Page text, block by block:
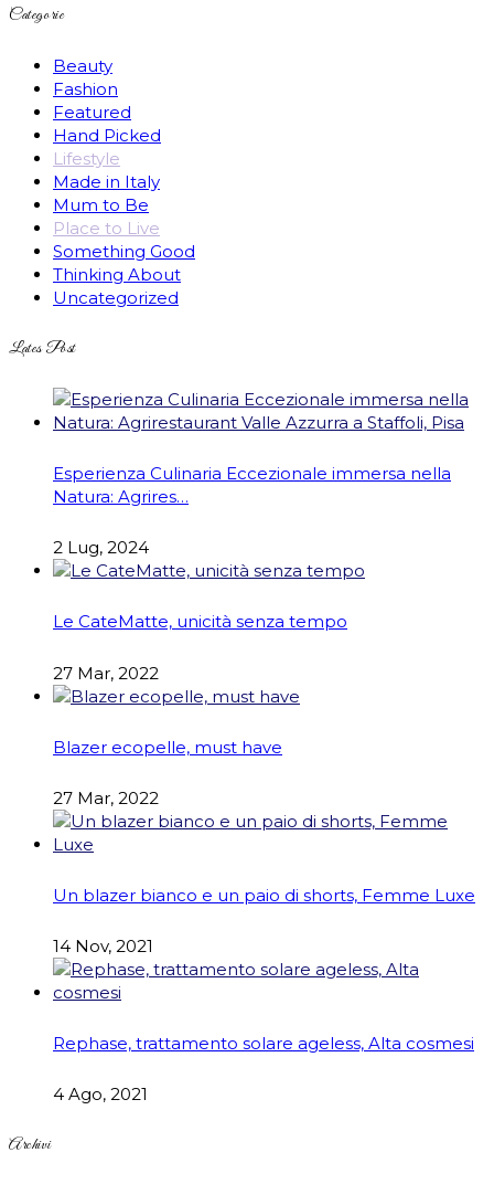
Categorie
Beauty
Fashion
Featured
Hand Picked
Lifestyle
Made in Italy
Mum to Be
Place to Live
Something Good
Thinking About
Uncategorized
Lates Post
Esperienza Culinaria Eccezionale immersa nella
Natura: Agrires…
2 Lug, 2024
Le CateMatte, unicità senza tempo
27 Mar, 2022
Blazer ecopelle, must have
27 Mar, 2022
Un blazer bianco e un paio di shorts, Femme Luxe
14 Nov, 2021
Rephase, trattamento solare ageless, Alta cosmesi
4 Ago, 2021
Archivi